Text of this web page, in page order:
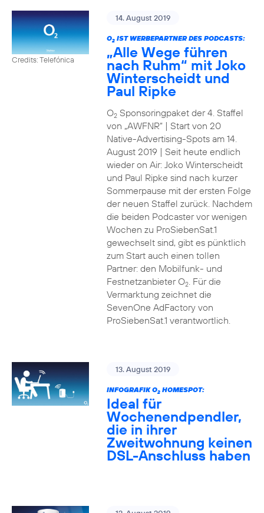
Credits: Telefónica
14. August 2019
O2IST WERBEPARTNER DES PODCASTS:
„Alle Wege führen
nach Ruhm“ mit Joko
Winterscheidt und
Paul Ripke
O2Sponsoringpaket der 4. Staffel
von „AWFNR“ | Start von 20
Native-Advertising-Spots am 14.
August 2019 | Seit heute endlich
wieder on Air: Joko Winterscheidt
und Paul Ripke sind nach kurzer
Sommerpause mit der ersten Folge
der neuen Staffel zurück. Nachdem
die beiden Podcaster vor wenigen
Wochen zu ProSiebenSat.1
gewechselt sind, gibt es pünktlich
zum Start auch einen tollen
Partner: den Mobilfunk- und
Festnetzanbieter O2. Für die
Vermarktung zeichnet die
SevenOne AdFactory von
ProSiebenSat.1 verantwortlich.
13. August 2019
INFOGRAFIK O2HOMESPOT:
Ideal für
Wochenendpendler,
die in ihrer
Zweitwohnung keinen
DSL-Anschluss haben